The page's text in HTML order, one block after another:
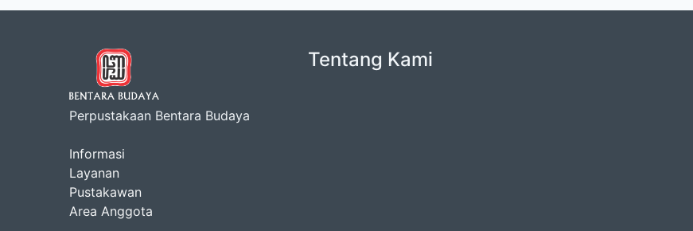
Perpustakaan Bentara Budaya
Informasi
Layanan
Pustakawan
Area Anggota
Tentang Kami